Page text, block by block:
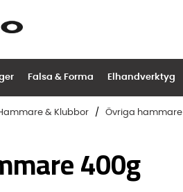
Falsa & Forma Elhandverktyg
& Klubbor Övriga hammare
400g